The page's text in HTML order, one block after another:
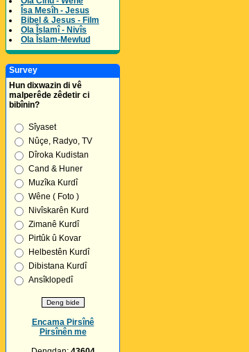
Îsa Mesîh - Jesus
Bibel & Jesus - Film
Ola Îslamî - Nivîs
Ola Îslam-Mewlud
Survey
Hun dixwazin di vê
malperêde zêdetir ci
bibînin?
Sîyaset
Nûçe, Radyo, TV
Dîroka Kudistan
Cand & Huner
Muzîka Kurdî
Wêne ( Foto )
Nivîskarên Kurd
Zimanê Kurdî
Pirtûk û Kovar
Helbestên Kurdî
Dibistana Kurdî
Ansîklopedî
Encama Pirsînê
Pirsînên me